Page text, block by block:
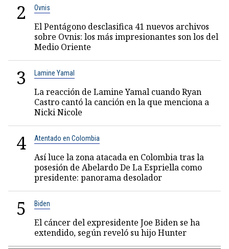
2 Ovnis
El Pentágono desclasifica 41 nuevos archivos
sobre Ovnis: los más impresionantes son los del
Medio Oriente
3 Lamine Yamal
La reacción de Lamine Yamal cuando Ryan
Castro cantó la canción en la que menciona a
Nicki Nicole
4 Atentado en Colombia
Así luce la zona atacada en Colombia tras la
posesión de Abelardo De La Espriella como
presidente: panorama desolador
5 Biden
El cáncer del expresidente Joe Biden se ha
extendido, según reveló su hijo Hunter